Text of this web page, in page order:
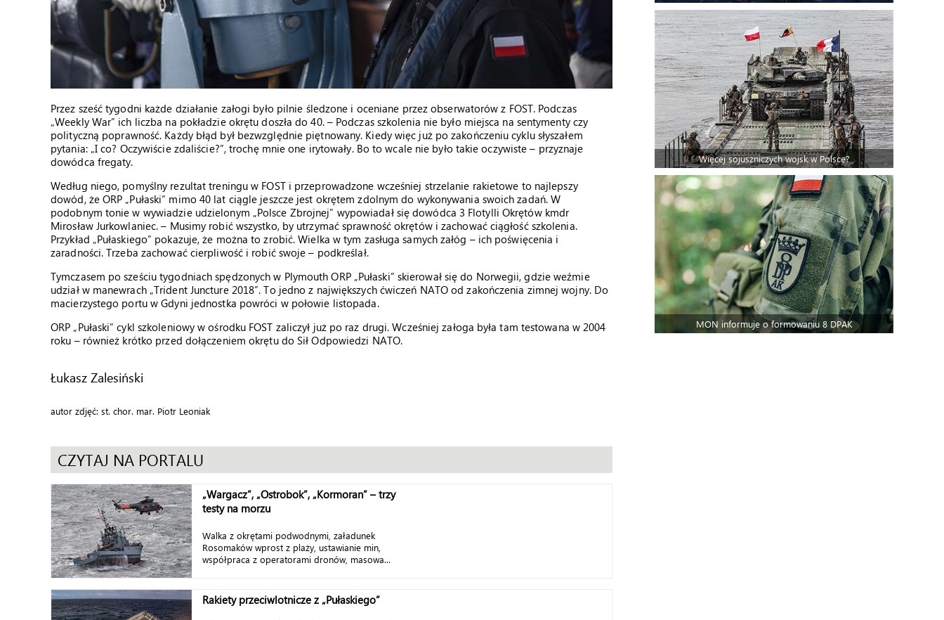
Przez sześć tygodni każde działanie załogi było pilnie śledzone i oceniane przez obserwatorów z FOST. Podczas
„Weekly War” ich liczba na pokładzie okrętu doszła do 40. – Podczas szkolenia nie było miejsca na sentymenty czy
polityczną poprawność. Każdy błąd był bezwzględnie piętnowany. Kiedy więc już po zakończeniu cyklu słyszałem
pytania: „I co? Oczywiście zdaliście?”, trochę mnie one irytowały. Bo to wcale nie było takie oczywiste – przyznaje
dowódca fregaty.
Według niego, pomyślny rezultat treningu w FOST i przeprowadzone wcześniej strzelanie rakietowe to najlepszy
dowód, że ORP „Pułaski” mimo 40 lat ciągle jeszcze jest okrętem zdolnym do wykonywania swoich zadań. W
podobnym tonie w wywiadzie udzielonym „Polsce Zbrojnej” wypowiadał się dowódca 3 Flotylli Okrętów kmdr
Mirosław Jurkowlaniec. – Musimy robić wszystko, by utrzymać sprawność okrętów i zachować ciągłość szkolenia.
Przykład „Pułaskiego” pokazuje, że można to zrobić. Wielka w tym zasługa samych załóg – ich poświęcenia i
zaradności. Trzeba zachować cierpliwość i robić swoje – podkreślał.
Tymczasem po sześciu tygodniach spędzonych w Plymouth ORP „Pułaski” skierował się do Norwegii, gdzie weźmie
udział w manewrach „Trident Juncture 2018”. To jedno z największych ćwiczeń NATO od zakończenia zimnej wojny. Do
macierzystego portu w Gdyni jednostka powróci w połowie listopada.
ORP „Pułaski” cykl szkoleniowy w ośrodku FOST zaliczył już po raz drugi. Wcześniej załoga była tam testowana w 2004
roku – również krótko przed dołączeniem okrętu do Sił Odpowiedzi NATO.
Łukasz Zalesiński
autor zdjęć: st. chor. mar. Piotr Leoniak
CZYTAJ NA PORTALU
„Wargacz”, „Ostrobok”, „Kormoran” – trzy
testy na morzu
Walka z okrętami podwodnymi, załadunek
Rosomaków wprost z plaży, ustawianie min,
współpraca z operatorami dronów, masowa...
Rakiety przeciwlotnicze z „Pułaskiego”
Więcej sojuszniczych wojsk w Polsce?
MON informuje o formowaniu 8 DPAK